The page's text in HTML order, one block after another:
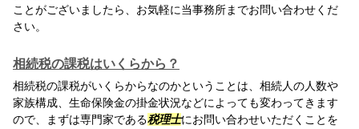
ことがございましたら、お気軽に当事務所までお問い合わせくだ
さい。
相続税の課税はいくらから？
相続税の課税がいくらからなのかということは、相続人の人数や
家族構成、生命保険金の掛金状況などによっても変わってきます
ので、まずは専門家である税理士にお問い合わせいただくことを